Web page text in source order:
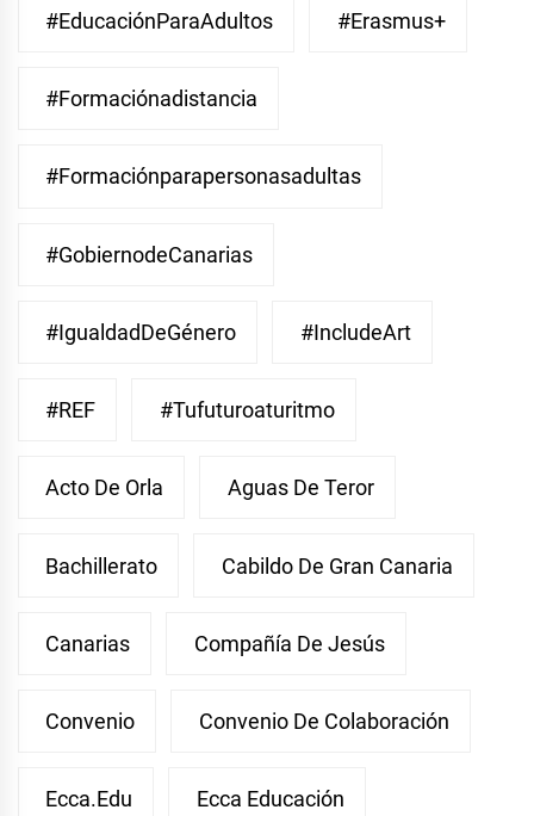
#EducaciónParaAdultos #Erasmus+
#Formaciónadistancia
#Formaciónparapersonasadultas
#GobiernodeCanarias
#IgualdadDeGénero #IncludeArt
#REF #Tufuturoaturitmo
Acto De Orla Aguas De Teror
Bachillerato Cabildo De Gran Canaria
Canarias Compañía De Jesús
Convenio Convenio De Colaboración
Ecca.edu Ecca Educación